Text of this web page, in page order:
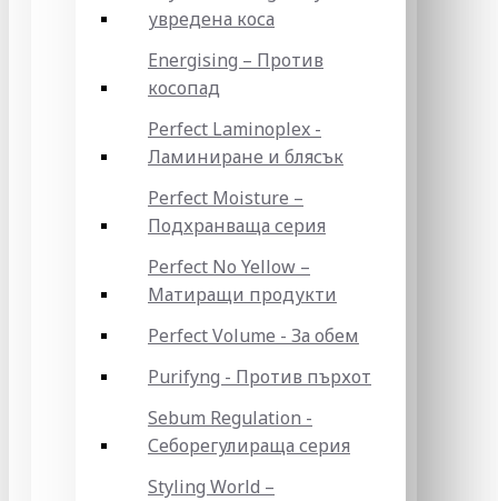
увредена коса
Energising – Против
косопад
Perfect Laminoplex -
Ламиниране и блясък
Perfect Moisture –
Подхранваща серия
Perfect No Yellow –
Матиращи продукти
Perfect Volume - За обем
Purifyng - Против пърхот
Sebum Regulation -
Себорегулираща серия
Styling World –